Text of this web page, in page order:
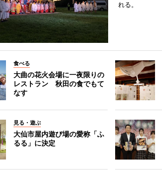
れる。
食べる
大曲の花火会場に一夜限りの
レストラン 秋田の食でもて
なす
見る・遊ぶ
大仙市屋内遊び場の愛称「ふ
るる」に決定